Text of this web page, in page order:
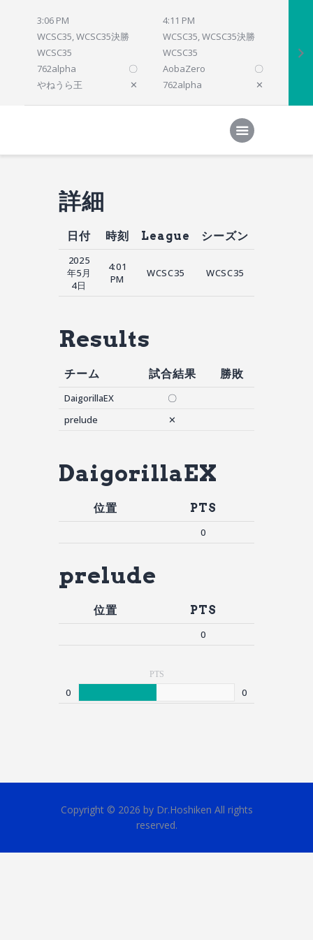
3:06 PM
WCSC35, WCSC35決勝
WCSC35
762alpha
〇
やねうら王
✕
4:11 PM
WCSC35, WCSC35決勝
WCSC35
AobaZero
〇
762alpha
✕
Home
参加プログラム
詳細
日付 時刻 League シーズン
2025
年5月
4日
4:01
PM
WCSC35 WCSC35
Results
チーム 試合結果 勝敗
DaigorillaEX
〇
prelude
✕
DaigorillaEX
位置 PTS
0
prelude
位置 PTS
0
PTS
0 0
Copyright © 2026 by Dr.Hoshiken All rights
reserved.